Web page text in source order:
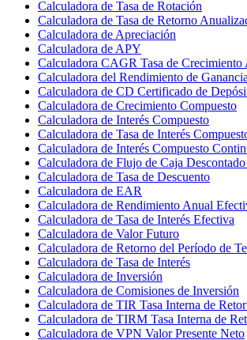
Calculadora de Tasa de Rotación
Calculadora de Tasa de Retorno
Calculadora de Apreciación
Calculadora de APY
Calculadora CAGR Tasa de Crecimiento
Calculadora del Rendimiento de
Calculadora de CD Certificado de
Calculadora de Crecimiento Compuesto
Calculadora de Interés Compuesto
Calculadora de Tasa de Interés
Calculadora de Interés Compuesto
Calculadora de Flujo de Caja
Calculadora de Tasa de Descuento
Calculadora de EAR
Calculadora de Rendimiento Anual
Calculadora de Tasa de Interés Efectiva
Calculadora de Valor Futuro
Calculadora de Retorno del Período de
Calculadora de Tasa de Interés
Calculadora de Inversión
Calculadora de Comisiones de Inversión
Calculadora de TIR Tasa Interna de
Calculadora de TIRM Tasa Interna de
Calculadora de VPN Valor Presente Neto